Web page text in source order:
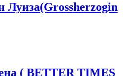
Луиза(Grossherzogin
( BETTER TIMES